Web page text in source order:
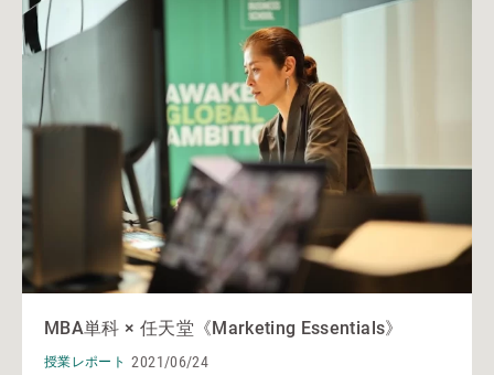
MBA単科 × 任天堂《Marketing Essentials》
授業レポート 2021/06/24